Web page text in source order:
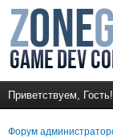
Приветствуем, Гость!
Форум